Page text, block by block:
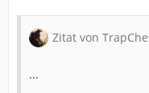
Zitat von
...